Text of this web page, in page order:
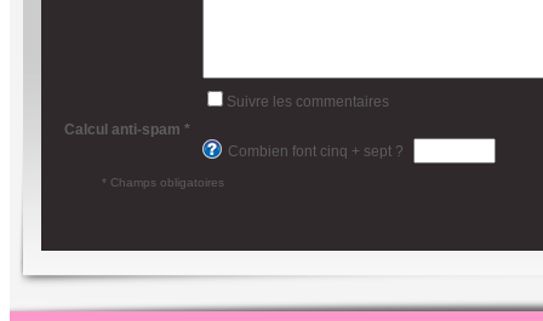
Suivre les commentaires
Calcul anti-spam *
Combien font cinq + sept ?
* Champs obligatoires